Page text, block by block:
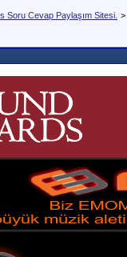
Soru Cevap Paylaşım Sitesi. >